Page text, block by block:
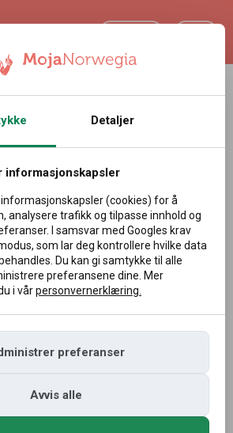
svindler
i
uten betalingsavtale
Detaljer
informasjonskapsler
(cookies) for å
analysere trafikk og tilpasse innhold og
I samsvar med Googles krav
som lar deg kontrollere hvilke data
Du kan gi samtykke til alle
preferansene dine. Mer
i vårpersonvernerklæring.
preferanser
Avvis alle